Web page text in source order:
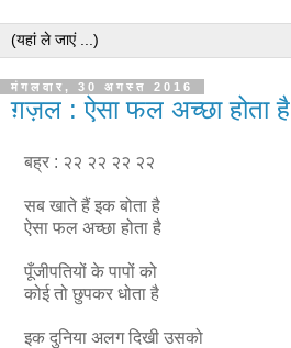
मंगलवार, 30 अगस्त 2016
ग़ज़ल : ऐसा फल अच्छा होता है
बह्र : २२ २२ २२ २२
सब खाते हैं इक बोता है
ऐसा फल अच्छा होता है
पूँजीपतियों के पापों को
कोई तो छुपकर धोता है
इक दुनिया अलग दिखी उसको